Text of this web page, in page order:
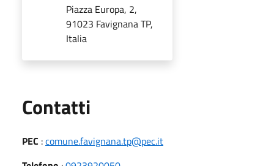
Piazza Europa, 2,
91023 Favignana TP,
Italia
Contatti
PEC :comune.favignana.tp@pec.it